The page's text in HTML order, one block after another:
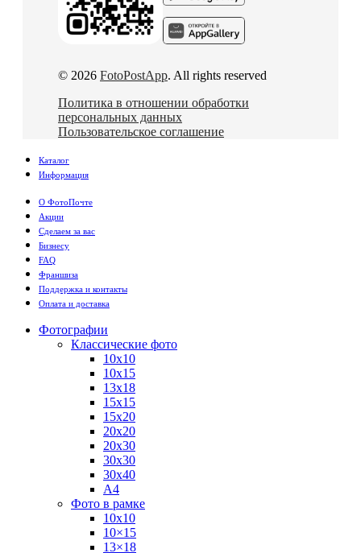
© 2026 FotoPostApp. All rights reserved
Политика в отношении обработки
персональных данных
Пользовательское соглашение
Каталог
Информация
О ФотоПочте
Акции
Сделаем за вас
Бизнесу
FAQ
Франшиза
Поддержка и контакты
Оплата и доставка
Фотографии
Классические фото
10х10
10х15
13х18
15х15
15х20
20х20
20х30
30х30
30х40
А4
Фото в рамке
10х10
10×15
13×18